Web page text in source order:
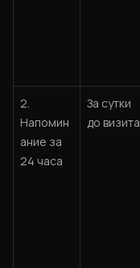
2.
Напомин
ание за
24 часа
За сутки
до визита